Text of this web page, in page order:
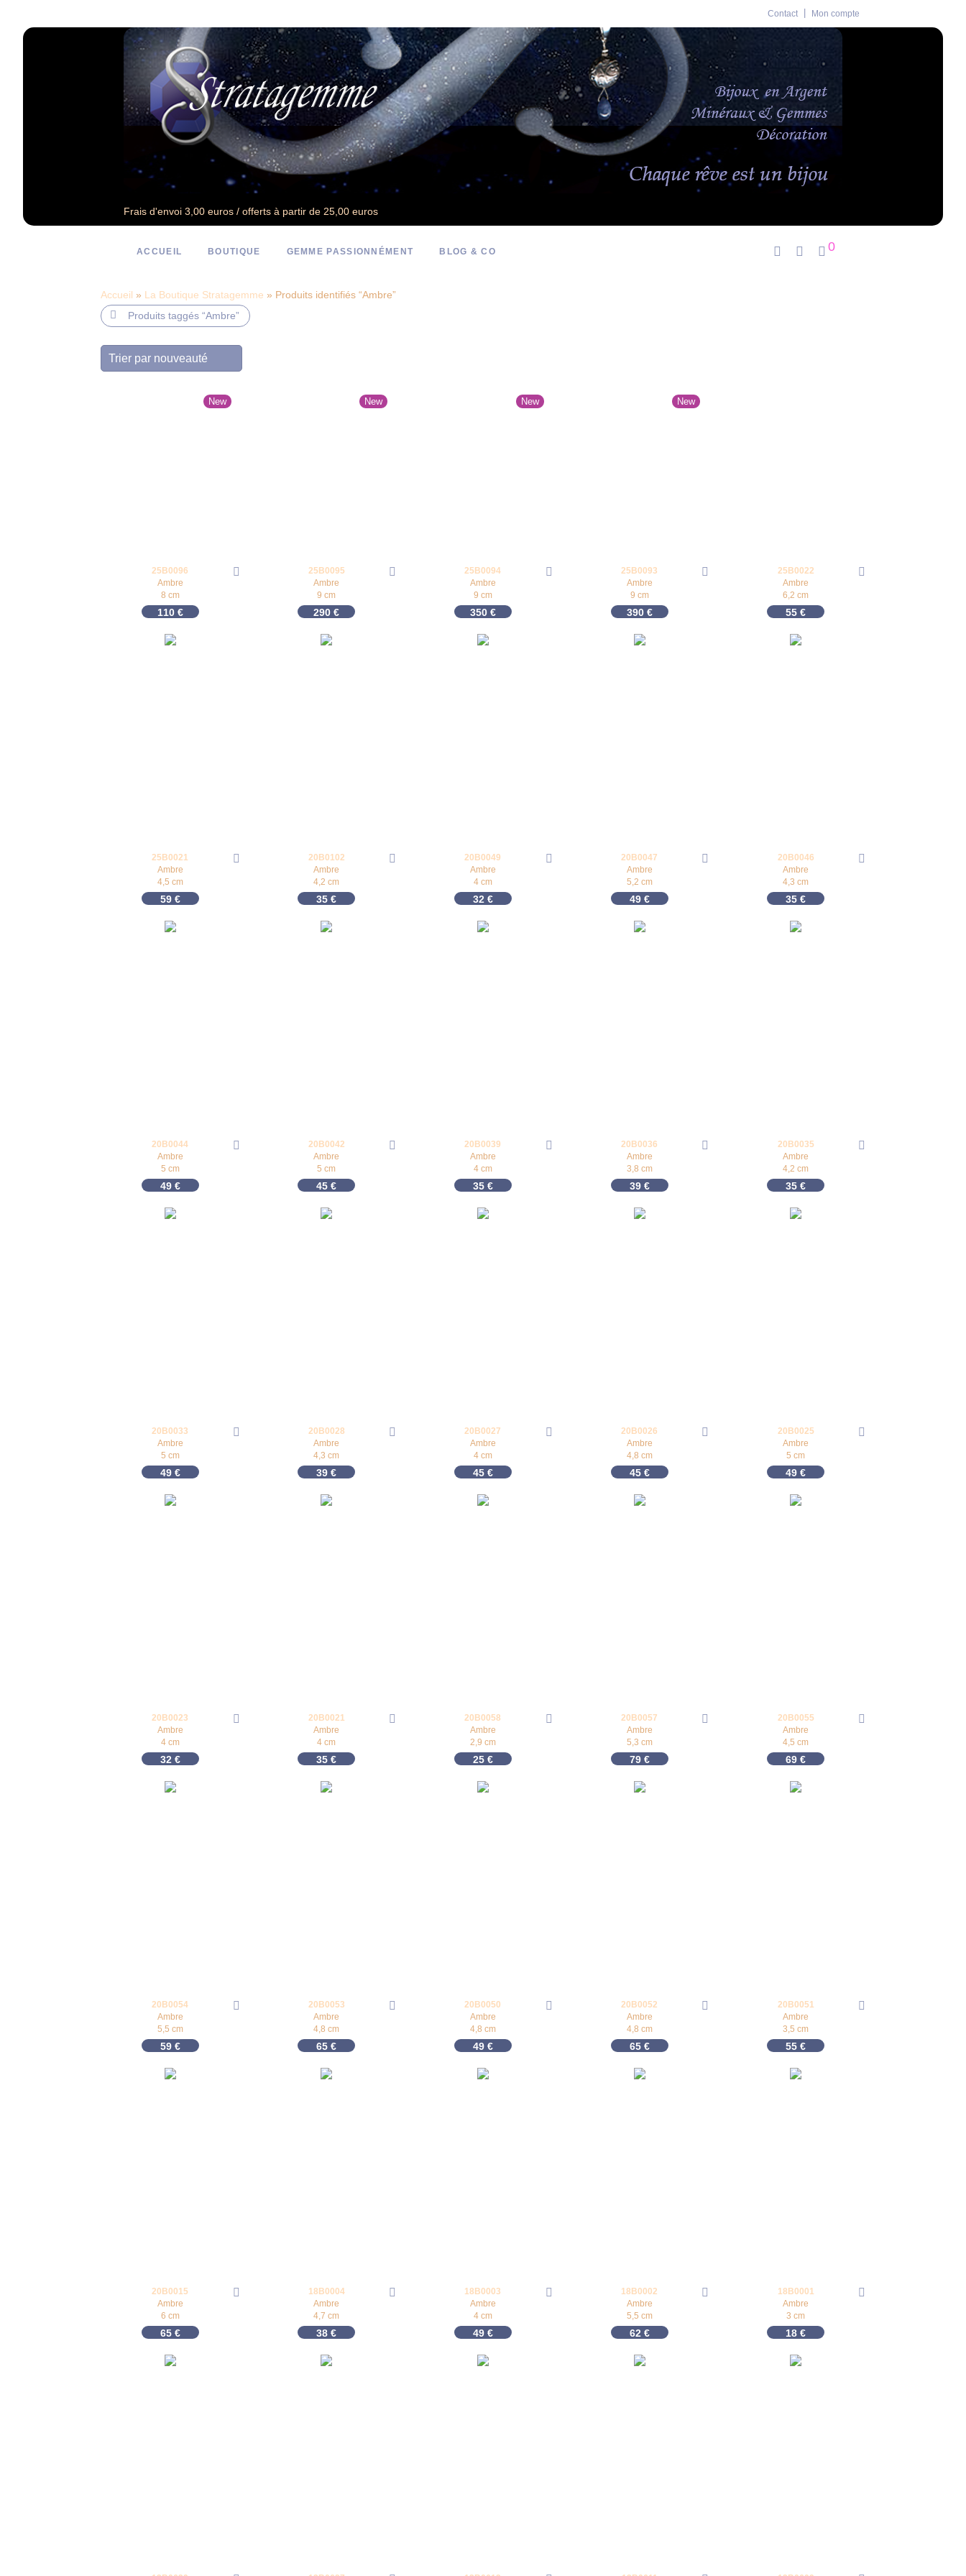
Contact Mon compte
Frais d'envoi 3,00 euros / offerts à partir de 25,00 euros
ACCUEIL BOUTIQUE GEMME PASSIONNÉMENT BLOG & CO 0
Accueil » La Boutique Stratagemme » Produits identifiés “Ambre”
Produits taggés “Ambre”
New
25B0096
Ambre
8 cm
110 €
New
25B0095
Ambre
9 cm
290€
New
25B0094
Ambre
9 cm
350 €
New
25B0093
Ambre
9 cm
390 €
25B0022
Ambre
6,2 cm
55€
25B0021
Ambre
4,5 cm
59 €
20B0102
Ambre
4,2 cm
35€
20B0049
Ambre
4 cm
32 €
20B0047
Ambre
5,2 cm
49 €
20B0046
Ambre
4,3 cm
35€
20B0044
Ambre
5 cm
49 €
20B0042
Ambre
5 cm
45€
20B0039
Ambre
4 cm
35 €
20B0036
Ambre
3,8 cm
39 €
20B0035
Ambre
4,2 cm
35€
20B0033
Ambre
5 cm
49 €
20B0028
Ambre
4,3 cm
39€
20B0027
Ambre
4 cm
45 €
20B0026
Ambre
4,8 cm
45 €
20B0025
Ambre
5 cm
49€
20B0023
Ambre
4 cm
32 €
20B0021
Ambre
4 cm
35€
20B0058
Ambre
2,9 cm
25 €
20B0057
Ambre
5,3 cm
79 €
20B0055
Ambre
4,5 cm
69€
20B0054
Ambre
5,5 cm
59 €
20B0053
Ambre
4,8 cm
65€
20B0050
Ambre
4,8 cm
49 €
20B0052
Ambre
4,8 cm
65 €
20B0051
Ambre
3,5 cm
55€
20B0015
Ambre
6 cm
65 €
18B0004
Ambre
4,7 cm
38€
18B0003
Ambre
4 cm
49 €
18B0002
Ambre
5,5 cm
62 €
18B0001
Ambre
3 cm
18€